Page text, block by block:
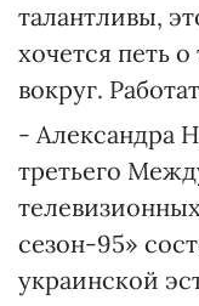
талантливы,
хочется петь
вокруг.
- Александра
третьего
сезон-95»
украинской